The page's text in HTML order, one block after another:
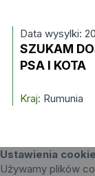
Data wysylki:
SZUKAM
PSA I KOTA
Kraj: Rumunia
Ustawienia
Używamy plików